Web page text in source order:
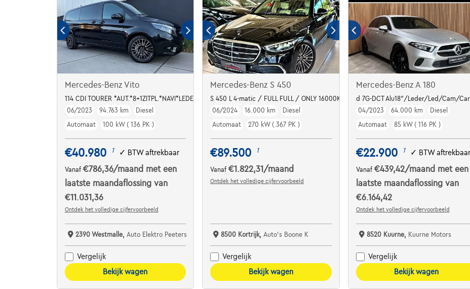
Mercedes-Benz Vito
114 CDI TOURER *AUT.*8+1ZITPL.*NAVI*LEDER*BLUETOOTH
06/2023
94.763 km
Diesel
Automaat
100 kW ( 136 PK )
€40.980 1 ✓ BTW aftrekbaar
Vanaf €786,36/maand met een
laatste maandaflossing van
€11.031,36
Ontdek het volledige cijfervoorbeeld
2390 Westmalle, Auto Elektro Peeters
Vergelijk
Bekijk wagen
Mercedes-Benz S 450
S 450 L 4-matic / FULL FULL / ONLY 16000KM!! / Mil
06/2024
16.000 km
Diesel
Automaat
270 kW ( 367 PK )
€89.500 1
Vanaf€1.822,31 /maand
Ontdek het volledige cijfervoorbeeld
8500 Kortrijk, Auto's Boone K
Vergelijk
Bekijk wagen
Mercedes-Benz A 180
d 7G-DCT Alu18"/Leder/Led/Cam/
04/2023
64.000 km
Diesel
Automaat
85 kW ( 116 PK )
€22.900 1 ✓ BTW aftrekbaar
Vanaf €439,42/maand met een
laatste maandaflossing van
€6.164,42
Ontdek het volledige cijfervoorbeeld
8520 Kuurne, Kuurne Motors
Vergelijk
Bekijk wagen